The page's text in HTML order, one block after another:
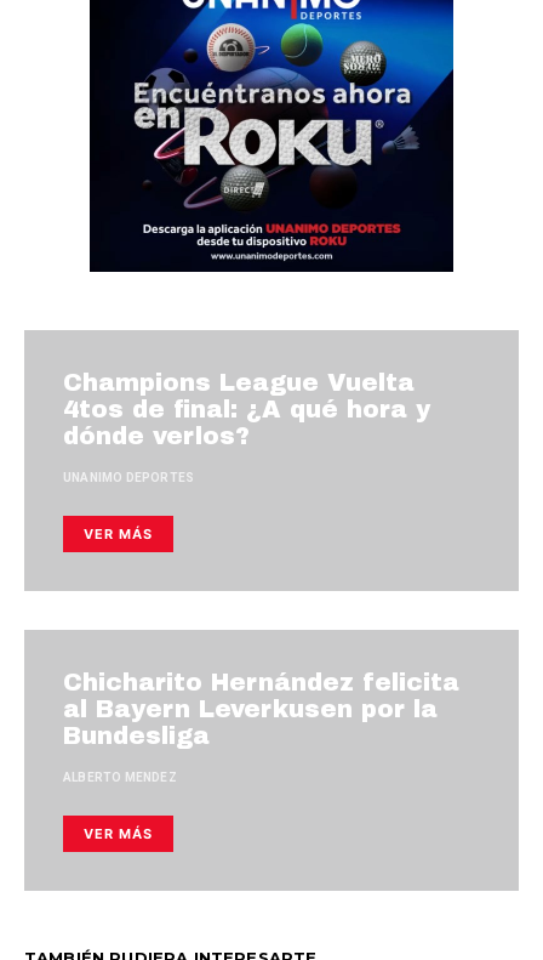
Champions League Vuelta
4tos de final: ¿A qué hora y
dónde verlos?
UNANIMO DEPORTES
VER MÁS
Chicharito Hernández felicita
al Bayern Leverkusen por la
Bundesliga
ALBERTO MENDEZ
VER MÁS